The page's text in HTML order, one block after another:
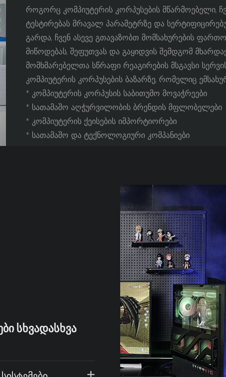
როგორც კომპიუტერის კორპუსების მწარმოებელი,
ტესტირებას მრავალ პარამეტრზე და
გარდა, ჩვენ ასევე გთავაზობთ მომსახურების
მიწოდებას, შეფუთვას და გაყიდვის შემდგომ
მომხმარებელთა სწრაფი რეაგირების მსგავსი
კომპიუტერის კორპუსების ბაზარზე, რომელიც
* კომპიუტერის კორპუსის საბითუმო მოვაჭრეები
* სათამაშო აღჭურვილობის ბრენდის მფლობელები
* კომპიუტერის ქეისების იმპორტიორები
* სათამაშო და ტექნოლოგიური კომპანიები
ᲡᲮᲕᲐᲓᲐᲡᲮᲕᲐ